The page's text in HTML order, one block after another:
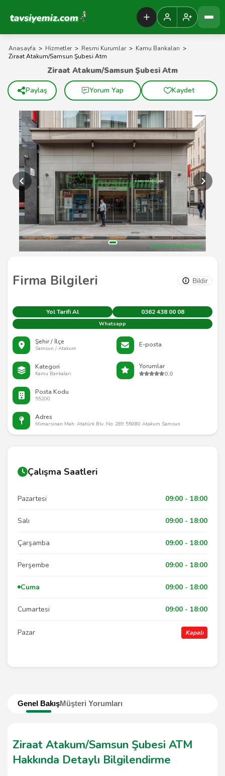
Tavsiyemiz Anasayfa
Anasayfa > Hizmetler > Resmi Kurumlar > Kamu Bankaları >
Ziraat Atakum/Samsun Şubesi Atm
Firma Bilgileri Bildir
Yol Tarifi Al 0362 438 00 08
Whatsapp
Şehir / İlçe
Samsun / Atakum E-posta
Kategori
Kamu Bankaları
Yorumlar
0.0
Posta Kodu
55200
Adres
Mimarsinan Mah. Atatürk Blv. No: 289 55080 Atakum Samsun
Ziraat Atakum/Samsun Şubesi Atm
Paylaş Yorum Yap Kaydet
Genel BakışMüşteri Yorumları
Ziraat Atakum/Samsun Şubesi ATM
Hakkında Detaylı Bilgilendirme
Çalışma Saatleri
Pazartesi 09:00 - 18:00
Salı 09:00 - 18:00
Çarşamba 09:00 - 18:00
Perşembe 09:00 - 18:00
Cuma 09:00 - 18:00
Cumartesi 09:00 - 18:00
Pazar Kapalı